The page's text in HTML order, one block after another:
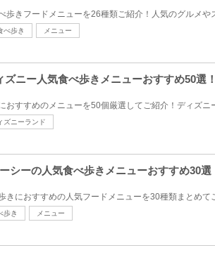
歩きフードメニューを26種類ご紹介！人気のグルメや
べ歩き メニュー
ズニー人気食べ歩きメニューおすすめ50選
おすすめのメニューを50個厳選してご紹介！ディズニ
ズニーランド
ーシーの人気食べ歩きメニューおすすめ30
きにおすすめの人気フードメニューを30種類まとめて
歩き メニュー